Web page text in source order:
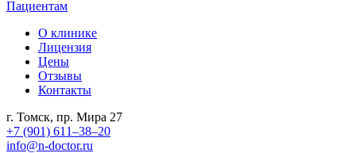
Пациентам
О клинике
Лицензия
Цены
Отзывы
Контакты
г. Томск, пр. Мира 27
+7 (901) 611‒38‒20
info@n-doctor.ru